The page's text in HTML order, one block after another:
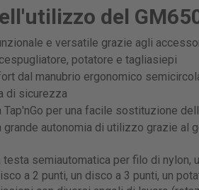
del
e versatile grazie agli
potatore e tagliasiepi
dal manubrio ergonomico
di sicurezza
per una facile sostituzione
grande autonomia di utilizzo grazie al
testa semiautomatica per filo di nylon,
a 2 punti, un disco a 3 punti, un